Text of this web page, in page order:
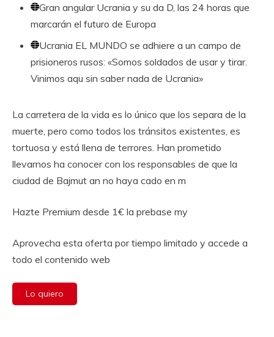
Gran angularUcrania y su da D, las 24 horas que
marcarán el futuro de Europa
Ucrania EL MUNDO se adhiere a un campo de
prisioneros rusos: «Somos soldados de usar y tirar.
Vinimos aqu sin saber nada de Ucrania»
La carretera de la vida es lo único que los separa de la
muerte, pero como todos los tránsitos existentes, es
tortuosa y está llena de terrores. Han prometido
llevarnos ha conocer con los responsables de que la
ciudad de Bajmut an no haya cado en m
Hazte Premium desde 1€ la prebase my
Aprovecha esta oferta por tiempo limitado y accede a
todo el contenido web
Lo quiero